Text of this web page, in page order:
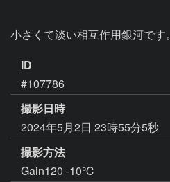
小さくて淡い相互作用銀河です。
ID
#107786
撮影日時
2024年5月2日 23時55分5秒
撮影方法
Gain120 -10℃